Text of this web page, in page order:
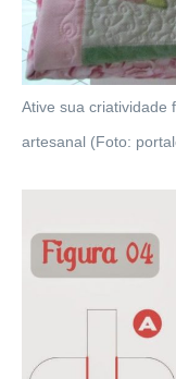
Ative sua criatividade
artesanal (Foto: